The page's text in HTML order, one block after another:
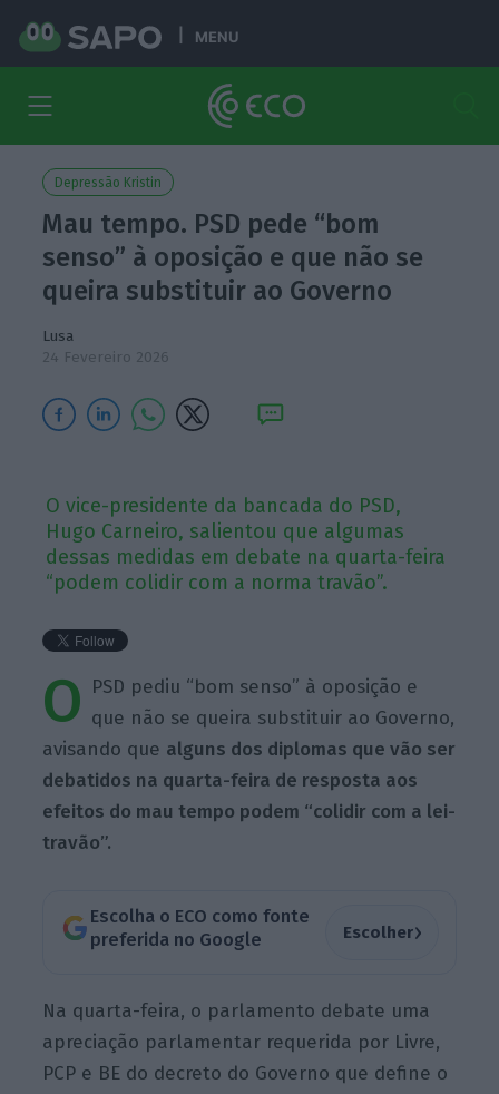
MENU
Depressão Kristin
Mau tempo. PSD pede “bom
senso” à oposição e que não se
queira substituir ao Governo
Lusa
24 Fevereiro 2026
O vice-presidente da bancada do PSD,
Hugo Carneiro, salientou que algumas
dessas medidas em debate na quarta-feira
“podem colidir com a norma travão”.
O PSD pediu “bom senso” à oposição e
que não se queira substituir ao Governo,
avisando que alguns dos diplomas que vão ser
debatidos na quarta-feira de resposta aos
efeitos do mau tempo podem “colidir com a lei-
travão”.
Escolha o ECO como fonte
preferida no Google
Escolher›
Na quarta-feira, o parlamento debate uma
apreciação parlamentar requerida por Livre,
PCP e BE do decreto do Governo que define o